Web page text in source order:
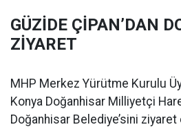
GÜZİDE ÇİPAN’DAN
ZİYARET
MHP Merkez Yürütme Kurulu
Konya Doğanhisar Milliyetçi
Doğanhisar Belediye’sini ziyaret